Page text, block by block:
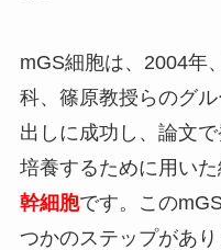
mGS細胞は、2004年
科、篠原教授らのグ
出しに成功し、論文
培養するために用いた
幹細胞です。この
つかのステップがあり